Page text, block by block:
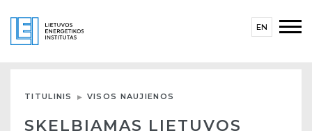
EN
TITULINIS VISOS NAUJIENOS
SKELBIAMAS LIETUVOS